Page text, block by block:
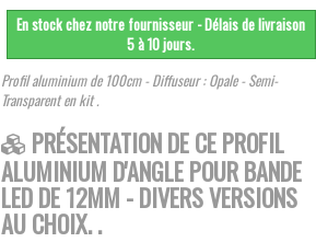
En stock chez notre fournisseur - Délais de livraison
5 à 10 jours.
Profil aluminium de 100cm - Diffuseur : Opale - Semi-
Transparent en kit .
PRÉSENTATION DE CE PROFIL
ALUMINIUM D'ANGLE POUR BANDE
LED DE 12MM - DIVERS VERSIONS
AU CHOIX. .